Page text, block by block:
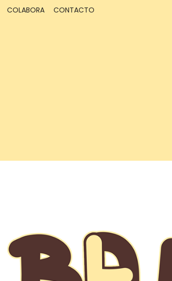
COLABORA CONTACTO